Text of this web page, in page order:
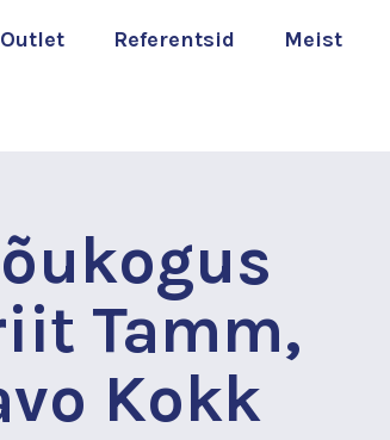
Outlet Referentsid Meist
Tamm,
Kokk